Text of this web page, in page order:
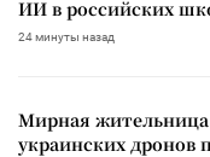
ИИ в российских
24 минуты назад
Мирная жительница
украинских дронов